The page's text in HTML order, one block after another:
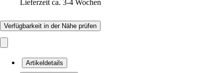
Lieferzeit ca. 3-4 Wochen
Verfügbarkeit in der Nähe prüfen
Artikeldetails